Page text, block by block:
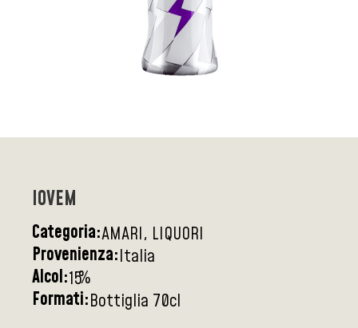
IOVEM
Categoria:AMARI, LIQUORI
Provenienza:Italia
Alcol:15%
Formati:Bottiglia 70cl